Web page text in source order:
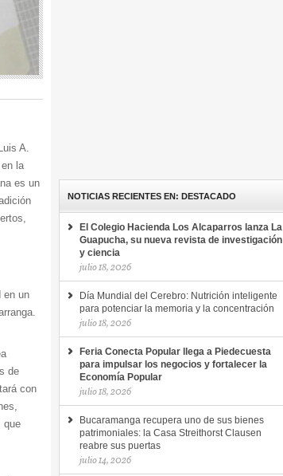
A.
la
es un
en un
de
con
que
NOTICIAS RECIENTES EN: DESTACADO
El Colegio Hacienda Los Alcaparros lanza La
Guapucha, su nueva revista de investigación
y ciencia
julio 18, 2026
Día Mundial del Cerebro: Nutrición inteligente
para potenciar la memoria y la concentración
julio 18, 2026
Feria Conecta Popular llega a Piedecuesta
para impulsar los negocios y fortalecer la
Economía Popular
julio 18, 2026
Bucaramanga recupera uno de sus bienes
patrimoniales: la Casa Streithorst Clausen
reabre sus puertas
julio 14, 2026